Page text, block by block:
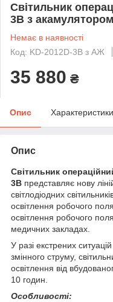
Світильник
3В з акамулятором
Немає в наявності
Код: KD-2012D-3В з АЖ
35 880 ₴
Опис Характеристики
Опис
Світильник
3В представляє нову
світлодіодних
освітлення робочого
освітлення робочого
медичних закладах.
У разі екстрених
змінного струму,
освітлення від
10 годин.
Особливості: